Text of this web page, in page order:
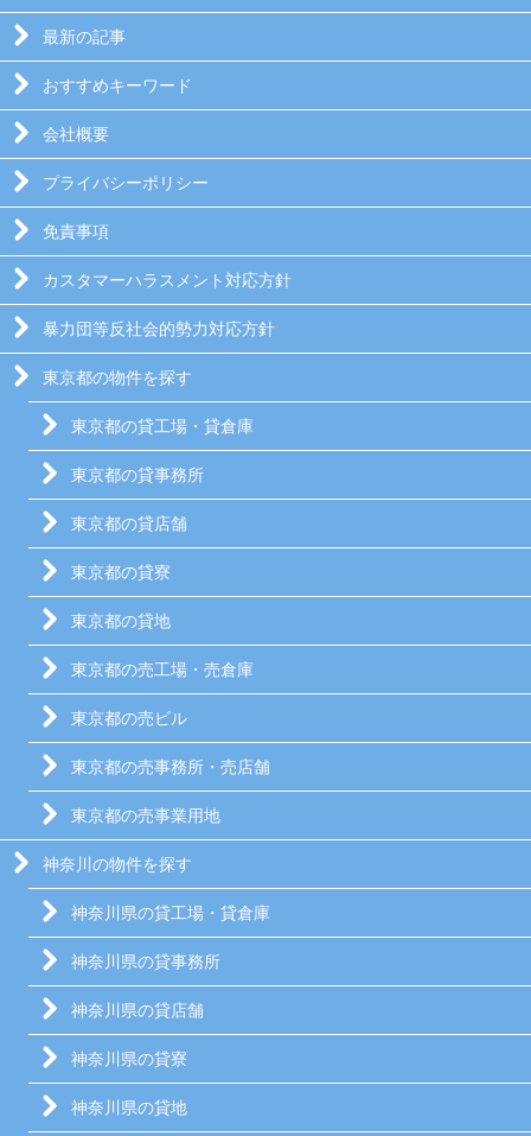
最新の記事
おすすめキーワード
会社概要
プライバシーポリシー
免責事項
カスタマーハラスメント対応方針
暴力団等反社会的勢力対応方針
東京都の物件を探す
東京都の貸工場・貸倉庫
東京都の貸事務所
東京都の貸店舗
東京都の貸寮
東京都の貸地
東京都の売工場・売倉庫
東京都の売ビル
東京都の売事務所・売店舗
東京都の売事業用地
神奈川の物件を探す
神奈川県の貸工場・貸倉庫
神奈川県の貸事務所
神奈川県の貸店舗
神奈川県の貸寮
神奈川県の貸地